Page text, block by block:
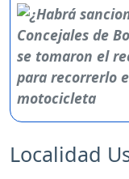
Localidad